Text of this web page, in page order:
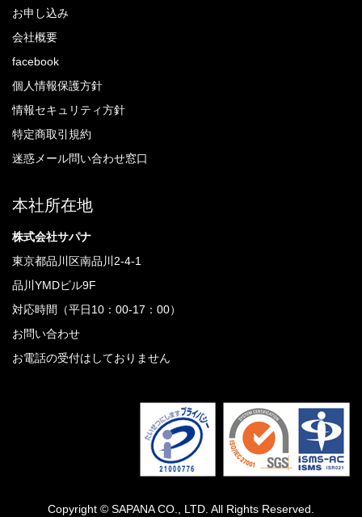
お申し込み
会社概要
facebook
個人情報保護方針
情報セキュリティ方針
特定商取引規約
迷惑メール問い合わせ窓口
本社所在地
株式会社サパナ
東京都品川区南品川2-4-1
品川YMDビル9F
対応時間（平日10：00-17：00）
お問い合わせ
お電話の受付はしておりません
Copyright © SAPANA CO., LTD. All Rights Reserved.